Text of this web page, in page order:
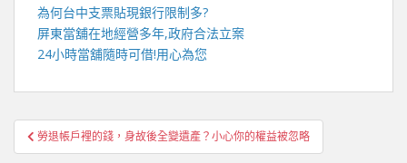
為何台中支票貼現銀行限制多?
屏東當舖在地經營多年,政府合法立案
24小時當舖隨時可借!用心為您
文
章
勞退帳戶裡的錢，身故後全變遺產？小心你的權益被忽略